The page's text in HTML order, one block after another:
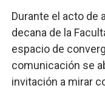
​Durante el acto de
decana de la
espacio de
comunicación se
invitación a mirar